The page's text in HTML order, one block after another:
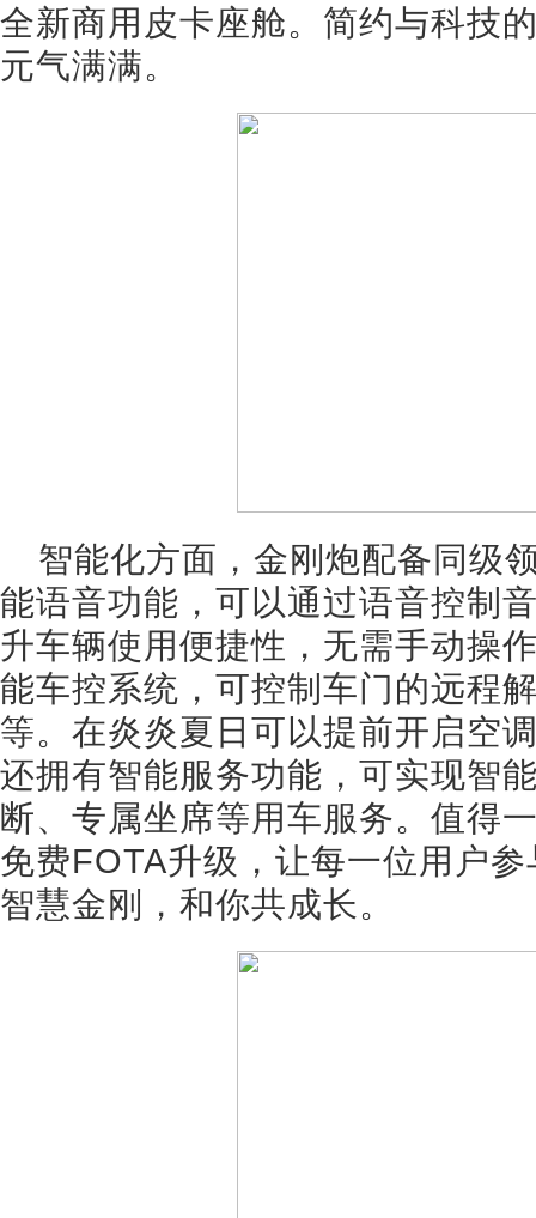
全新商用皮卡座舱。简约与科技
元气满满。
智能化方面，金刚炮配备同级
能语音功能，可以通过语音控制
升车辆使用便捷性，无需手动操
能车控系统，可控制车门的远程
等。在炎炎夏日可以提前开启空
还拥有智能服务功能，可实现智
断、专属坐席等用车服务。值得
免费FOTA升级，让每一位用户
智慧金刚，和你共成长。